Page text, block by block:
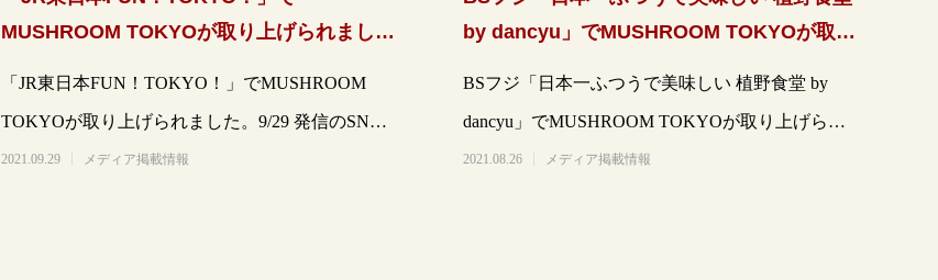
MUSHROOM TOKYOが取り上げられまし
「JR東日本FUN！TOKYO！」でMUSHROOM
TOKYOが取り上げられました。9/29 発信のSNSに
より写真を抜粋して掲載しま
2021.09.29 メディア掲載情報
by dancyu」でMUSHROOM TOKYOが取り
BSフジ「日本一ふつうで美味しい 植野食堂 by
dancyu」でMUSHROOM TOKYOが取り上げられ
ました。https://
2021.08.26 メディア掲載情報